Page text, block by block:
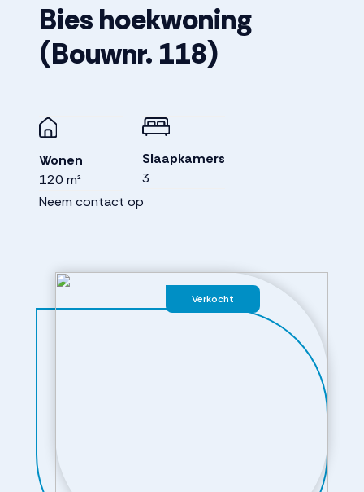
Verkocht
Bies hoekwoning
(Bouwnr. 118)
Wonen
120 m²
Slaapkamers
3
Neem contact op